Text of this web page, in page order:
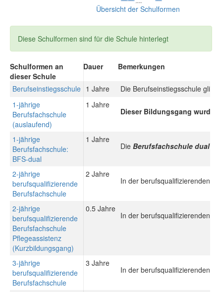
Übersicht der Schulformen
Diese Schulformen sind für die Schule hinterlegt
Schulformen an
dieser Schule
Dauer Bemerkungen
Berufseinstiegsschule 1 Jahre
Die Berufseinstiegsschule
1-jährige
Berufsfachschule
(auslaufend)
1 Jahre
Dieser Bildungsgang wurde
1-jährige
Berufsfachschule:
BFS-dual
1 Jahre
Die Berufsfachschule dual
2-jährige
berufsqualifizierende
Berufsfachschule
2 Jahre
In der berufsqualifizierenden
2-jährige
berufsqualifizierende
Berufsfachschule
Pflegeassistenz
(Kurzbildungsgang)
0.5 Jahre
In der berufsqualifizierenden
3-jährige
berufsqualifizierende
Berufsfachschule
3 Jahre
In der berufsqualifizierenden